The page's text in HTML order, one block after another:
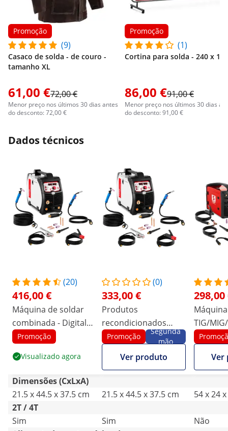
Promoção
(9)
Casaco de solda - de couro -
tamanho XL
61,00 €72,00 €
Menor preço nos últimos 30 dias antes
do desconto: 72,00 €
Promoção
(1)
Cortina para solda - 240 x
86,00 €91,00 €
Menor preço nos últimos 30 dias
do desconto: 91,00 €
Dados técnicos
(20)
416,00 €
Máquina de soldar
combinada - Digital -
TIG - MIG/MAG -
Promoção
Visualizado agora
(0)
333,00 €
Produtos
recondicionados
Máquina de soldar
combinada - Digital -
TIG - MIG/MAG - MMA
Promoção
Segunda
mão
Ver produto
298,00
TIG/
250 A -
Ver
Dimensões (CxLxA)
21.5 x 44.5 x 37.5 cm
21.5 x 44.5 x 37.5 cm
54 x 24
2T / 4T
Sim
Sim
Não